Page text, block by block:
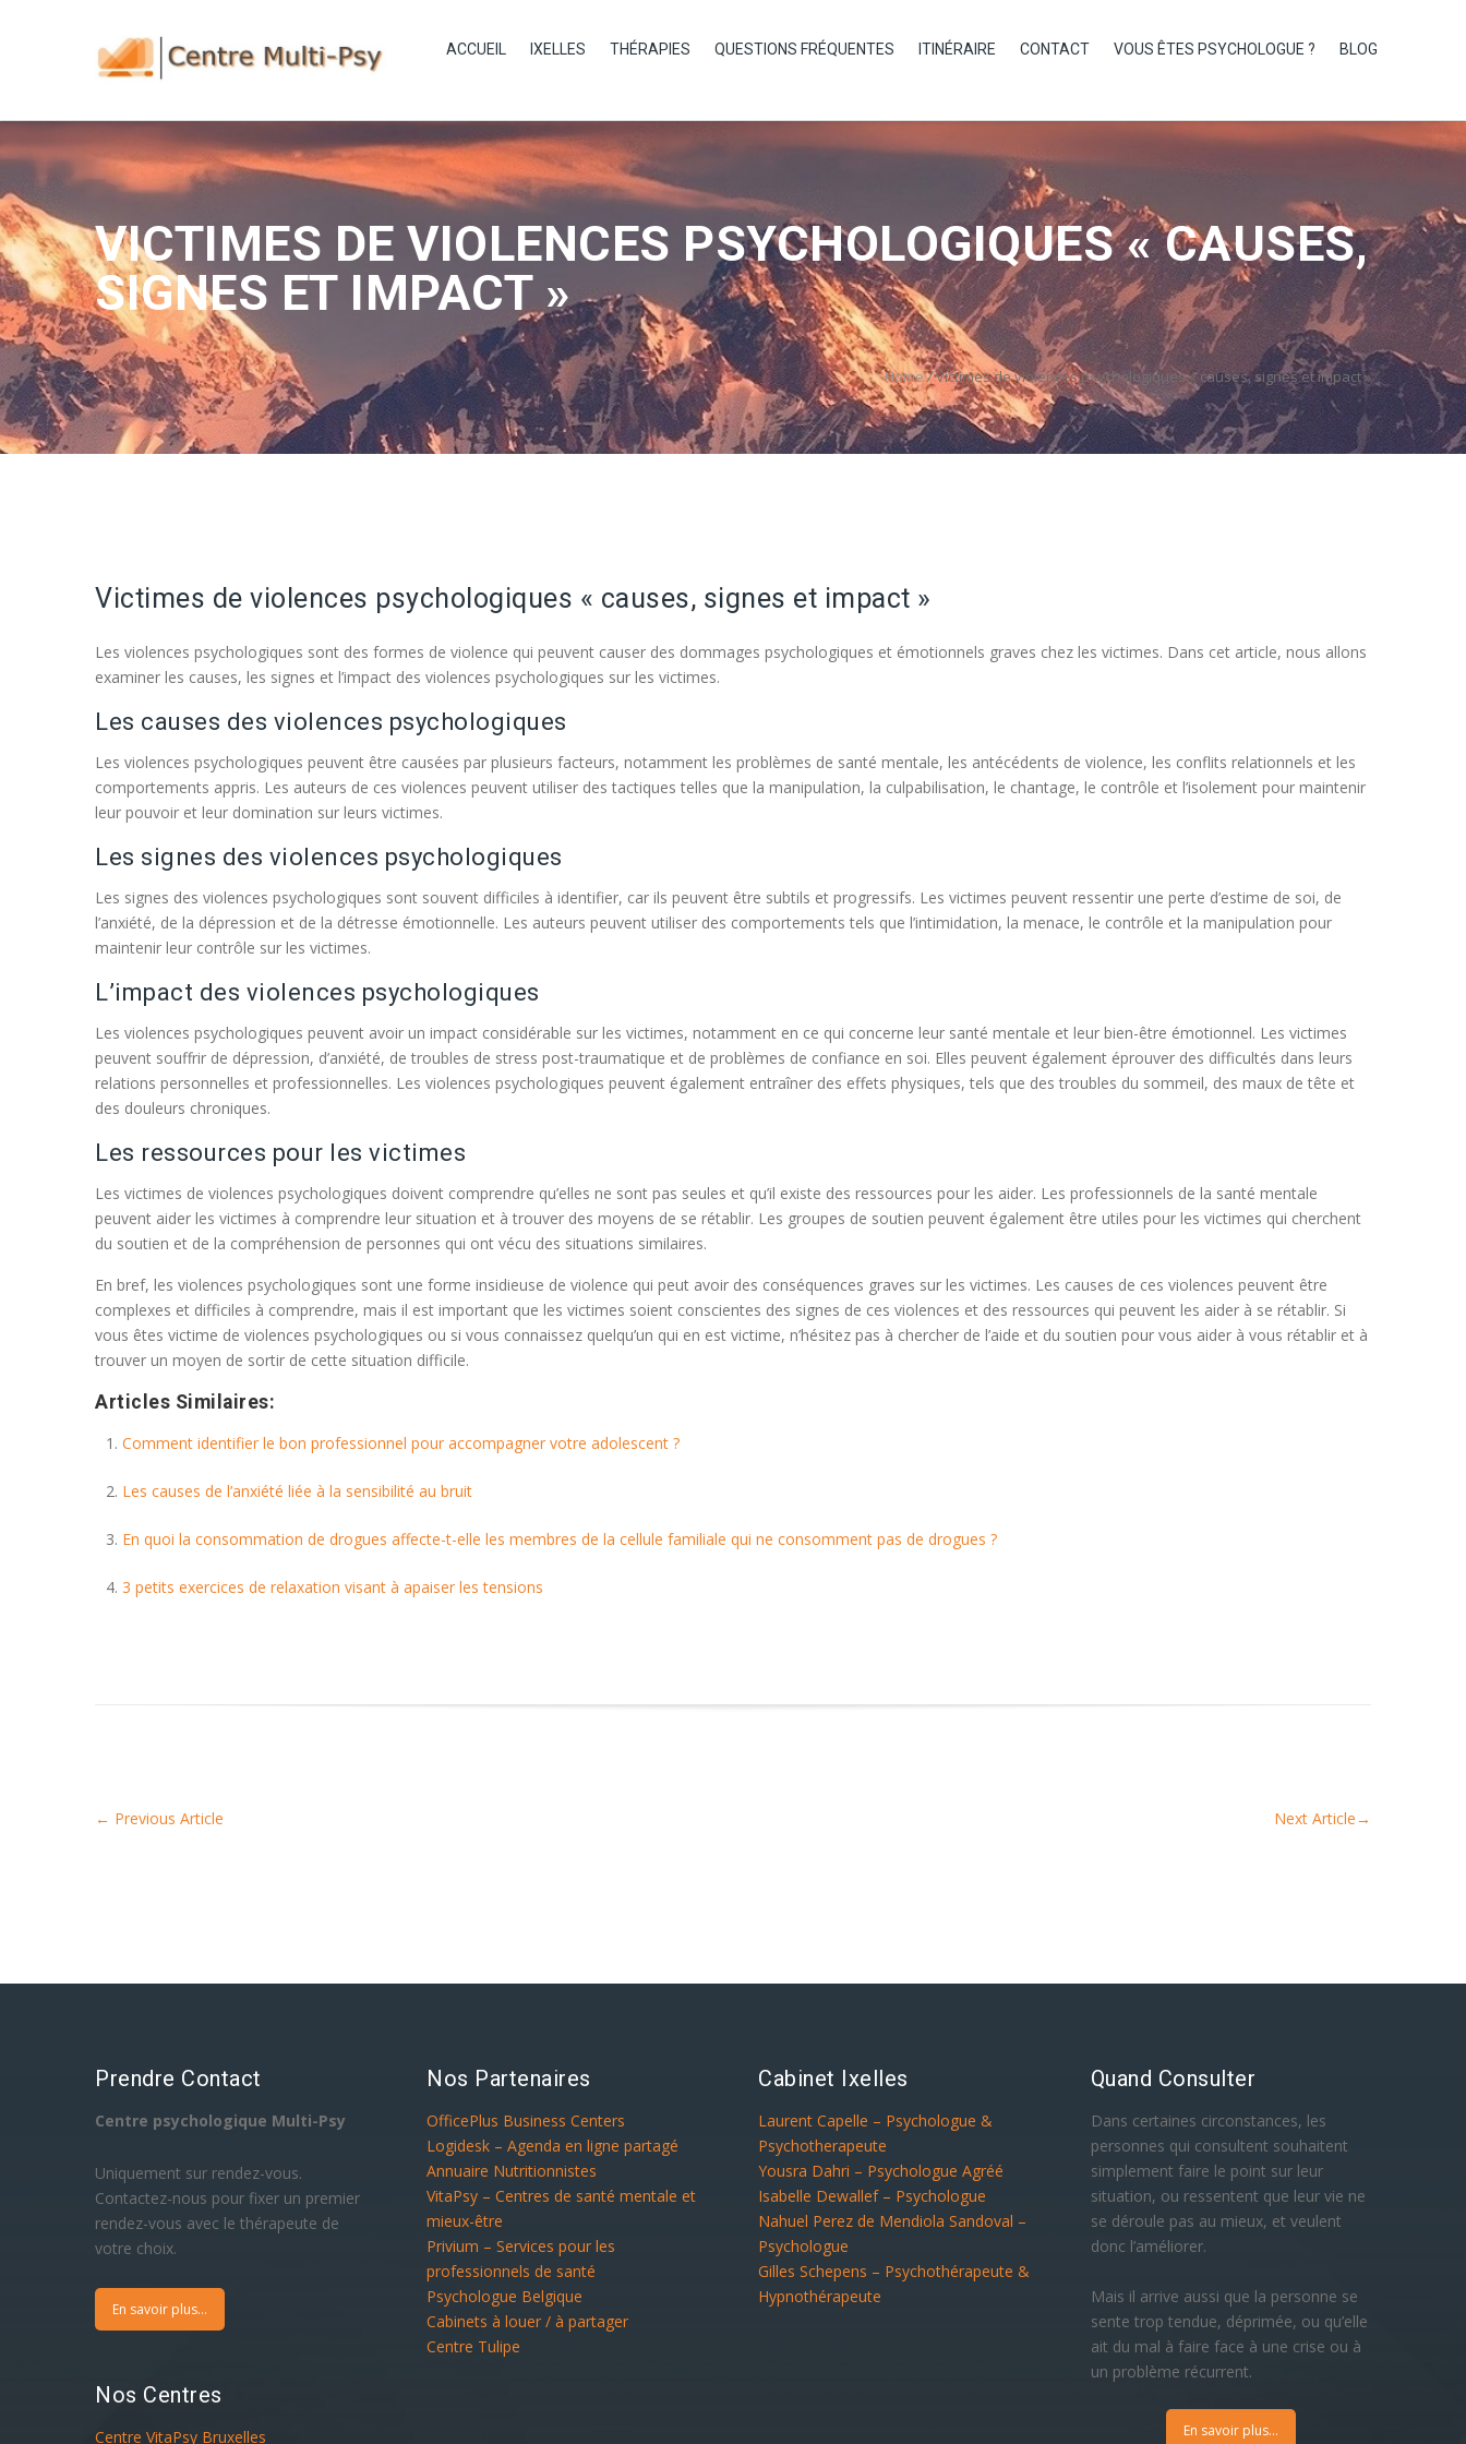
ACCUEIL IXELLES THÉRAPIES QUESTIONS FRÉQUENTES ITINÉRAIRE CONTACT VOUS ÊTES PSYCHOLOGUE ? BLOG
VICTIMES DE VIOLENCES PSYCHOLOGIQUES « CAUSES,
SIGNES ET IMPACT »
Home/Victimes de violences psychologiques « causes, signes et impact »
Victimes de violences psychologiques « causes, signes et impact »
Les violences psychologiques sont des formes de violence qui peuvent causer des dommages psychologiques et émotionnels graves chez les victimes. Dans cet article, nous allons
examiner les causes, les signes et l’impact des violences psychologiques sur les victimes.
Les causes des violences psychologiques
Les violences psychologiques peuvent être causées par plusieurs facteurs, notamment les problèmes de santé mentale, les antécédents de violence, les conflits relationnels et les
comportements appris. Les auteurs de ces violences peuvent utiliser des tactiques telles que la manipulation, la culpabilisation, le chantage, le contrôle et l’isolement pour maintenir
leur pouvoir et leur domination sur leurs victimes.
Les signes des violences psychologiques
Les signes des violences psychologiques sont souvent difficiles à identifier, car ils peuvent être subtils et progressifs. Les victimes peuvent ressentir une perte d’estime de soi, de
l’anxiété, de la dépression et de la détresse émotionnelle. Les auteurs peuvent utiliser des comportements tels que l’intimidation, la menace, le contrôle et la manipulation pour
maintenir leur contrôle sur les victimes.
L’impact des violences psychologiques
Les violences psychologiques peuvent avoir un impact considérable sur les victimes, notamment en ce qui concerne leur santé mentale et leur bien-être émotionnel. Les victimes
peuvent souffrir de dépression, d’anxiété, de troubles de stress post-traumatique et de problèmes de confiance en soi. Elles peuvent également éprouver des difficultés dans leurs
relations personnelles et professionnelles. Les violences psychologiques peuvent également entraîner des effets physiques, tels que des troubles du sommeil, des maux de tête et
des douleurs chroniques.
Les ressources pour les victimes
Les victimes de violences psychologiques doivent comprendre qu’elles ne sont pas seules et qu’il existe des ressources pour les aider. Les professionnels de la santé mentale
peuvent aider les victimes à comprendre leur situation et à trouver des moyens de se rétablir. Les groupes de soutien peuvent également être utiles pour les victimes qui cherchent
du soutien et de la compréhension de personnes qui ont vécu des situations similaires.
En bref, les violences psychologiques sont une forme insidieuse de violence qui peut avoir des conséquences graves sur les victimes. Les causes de ces violences peuvent être
complexes et difficiles à comprendre, mais il est important que les victimes soient conscientes des signes de ces violences et des ressources qui peuvent les aider à se rétablir. Si
vous êtes victime de violences psychologiques ou si vous connaissez quelqu’un qui en est victime, n’hésitez pas à chercher de l’aide et du soutien pour vous aider à vous rétablir et à
trouver un moyen de sortir de cette situation difficile.
Articles Similaires:
Comment identifier le bon professionnel pour accompagner votre adolescent ?
Les causes de l’anxiété liée à la sensibilité au bruit
En quoi la consommation de drogues affecte-t-elle les membres de la cellule familiale qui ne consomment pas de drogues ?
3 petits exercices de relaxation visant à apaiser les tensions
← Previous Article Next Article→
Prendre Contact
Centre psychologique Multi-Psy
Uniquement sur rendez-vous.
Contactez-nous pour fixer un premier
rendez-vous avec le thérapeute de
votre choix.
En savoir plus...
Nos Centres
Centre VitaPsy Bruxelles
Nos Partenaires
OfficePlus Business Centers
Logidesk – Agenda en ligne partagé
Annuaire Nutritionnistes
VitaPsy – Centres de santé mentale et
mieux-être
Privium – Services pour les
professionnels de santé
Psychologue Belgique
Cabinets à louer / à partager
Centre Tulipe
Cabinet Ixelles
Laurent Capelle – Psychologue &
Psychotherapeute
Yousra Dahri – Psychologue Agréé
Isabelle Dewallef – Psychologue
Nahuel Perez de Mendiola Sandoval –
Psychologue
Gilles Schepens – Psychothérapeute &
Hypnothérapeute
Quand Consulter
Dans certaines circonstances, les
personnes qui consultent souhaitent
simplement faire le point sur leur
situation, ou ressentent que leur vie ne
se déroule pas au mieux, et veulent
donc l’améliorer.
Mais il arrive aussi que la personne se
sente trop tendue, déprimée, ou qu’elle
ait du mal à faire face à une crise ou à
un problème récurrent.
En savoir plus...